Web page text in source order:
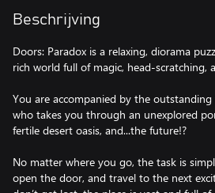
Beschrijving
Doors: Paradox is a relaxing, diorama
rich world full of magic, head-scratching,
You are accompanied by the
who takes you through an unexplored
fertile desert oasis, and...the future!?
No matter where you go, the task is
open the door, and travel to the next